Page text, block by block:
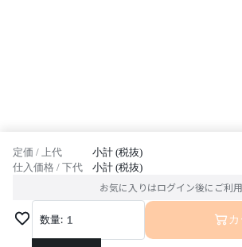
定価 / 上代 小計 (税抜)
仕入価格 / 下代 小計 (税抜)
お気に入りはログイン後にご利
数量: 1